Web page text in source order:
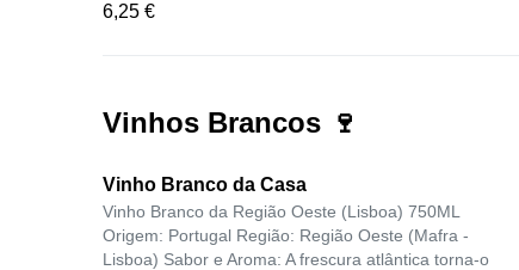
6,25 €
Vinhos Brancos 🍷
Vinho Branco da Casa
Vinho Branco da Região Oeste (Lisboa) 750ML
Origem: Portugal Região: Região Oeste (Mafra -
Lisboa) Sabor e Aroma: A frescura atlântica torna-o